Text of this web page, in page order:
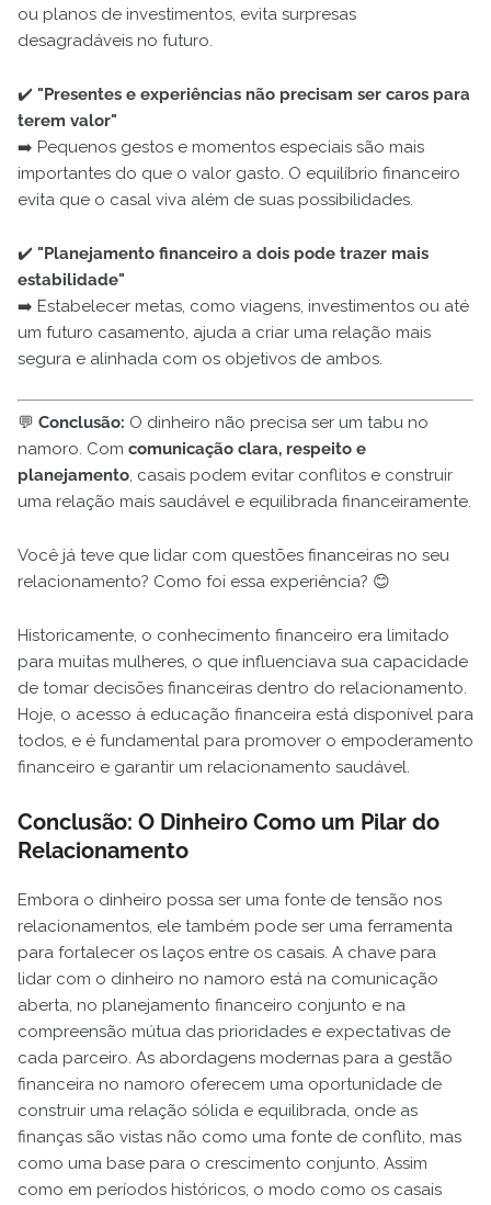
ou planos de investimentos, evita surpresas
desagradáveis no futuro.
✔️ "Presentes e experiências não precisam ser caros para
terem valor"
➡️ Pequenos gestos e momentos especiais são mais
importantes do que o valor gasto. O equilíbrio financeiro
evita que o casal viva além de suas possibilidades.
✔️ "Planejamento financeiro a dois pode trazer mais
estabilidade"
➡️ Estabelecer metas, como viagens, investimentos ou até
um futuro casamento, ajuda a criar uma relação mais
segura e alinhada com os objetivos de ambos.
💬 Conclusão: O dinheiro não precisa ser um tabu no
namoro. Com comunicação clara, respeito e
planejamento, casais podem evitar conflitos e construir
uma relação mais saudável e equilibrada financeiramente.
Você já teve que lidar com questões financeiras no seu
relacionamento? Como foi essa experiência? 😊
Historicamente, o conhecimento financeiro era limitado
para muitas mulheres, o que influenciava sua capacidade
de tomar decisões financeiras dentro do relacionamento.
Hoje, o acesso à educação financeira está disponível para
todos, e é fundamental para promover o empoderamento
financeiro e garantir um relacionamento saudável.
Conclusão: O Dinheiro Como um Pilar do
Relacionamento
Embora o dinheiro possa ser uma fonte de tensão nos
relacionamentos, ele também pode ser uma ferramenta
para fortalecer os laços entre os casais. A chave para
lidar com o dinheiro no namoro está na comunicação
aberta, no planejamento financeiro conjunto e na
compreensão mútua das prioridades e expectativas de
cada parceiro. As abordagens modernas para a gestão
financeira no namoro oferecem uma oportunidade de
construir uma relação sólida e equilibrada, onde as
finanças são vistas não como uma fonte de conflito, mas
como uma base para o crescimento conjunto. Assim
como em períodos históricos, o modo como os casais